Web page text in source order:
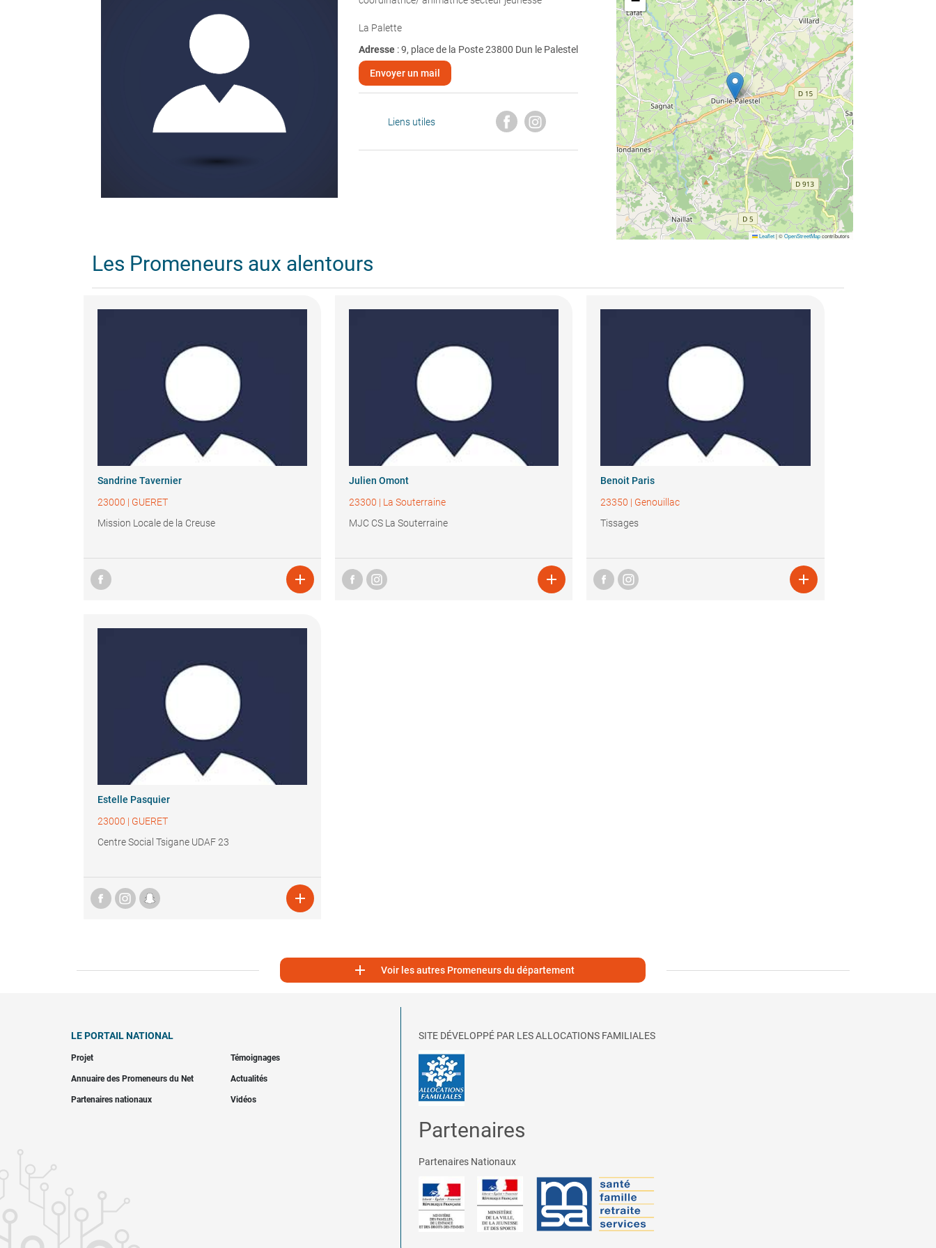
La Palette
Adresse : 9, place de la Poste 23800 Dun le Palestel
Envoyer un mail
Liens utiles
Leaflet |©OpenStreetMapcontributors
Les Promeneurs aux alentours
Sandrine Tavernier
23000 | GUERET
Mission Locale de la Creuse

Julien Omont
23300 | La Souterraine
MJC CS La Souterraine

Benoit Paris
23350 | Genouillac
Tissages

Estelle Pasquier
23000 | GUERET
Centre Social Tsigane UDAF 23

 Voir les autres Promeneurs du département
LE PORTAIL NATIONAL
Projet Témoignages
Annuaire des Promeneurs du Net Actualités
Partenaires nationaux Vidéos
SITE DÉVELOPPÉ PAR LES ALLOCATIONS FAMILIALES
Partenaires
Partenaires Nationaux